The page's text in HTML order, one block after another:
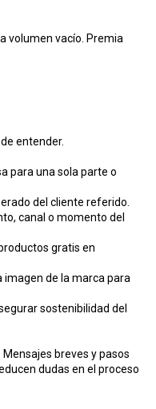
volumen vacío. Premia
entender.
para una sola parte o
del cliente referido.
canal o momento del
gratis en
imagen de la marca para
sostenibilidad del
breves y pasos
dudas en el proceso